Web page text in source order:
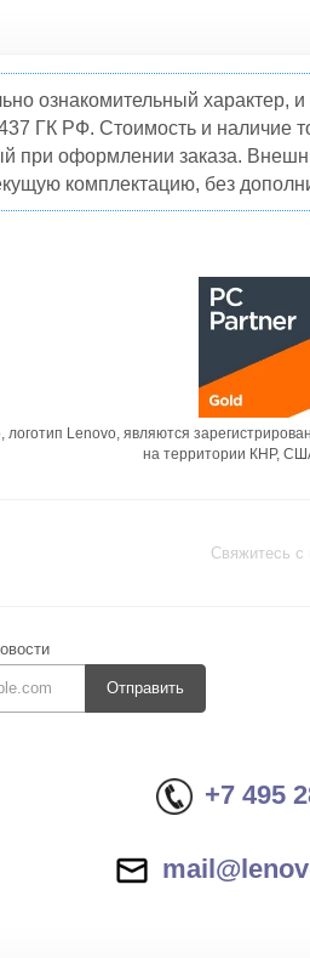
ознакомительный
ГК РФ. Стоимость и наличие
при оформлении заказа.
комплектацию, без
логотип Lenovo, являются
на территории КНР,
Свяжитесь с
Отправить
+7 495